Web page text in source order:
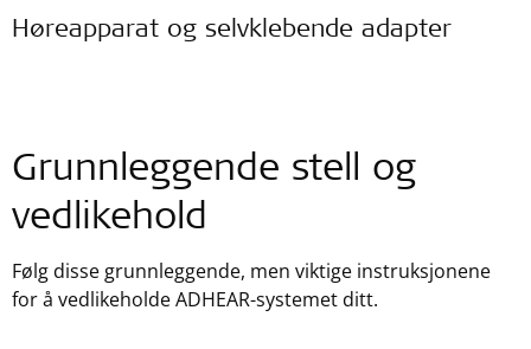
Høreapparat og selvklebende adapter
Grunnleggende stell og
vedlikehold
Følg disse grunnleggende, men viktige instruksjonene
for å vedlikeholde ADHEAR-systemet ditt.